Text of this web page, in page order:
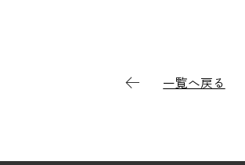
一覧へ戻る